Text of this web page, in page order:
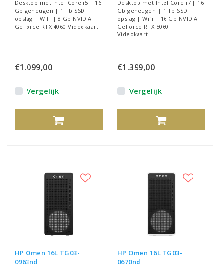
Desktop met Intel Core i5 | 16
Gb geheugen | 1 Tb SSD
opslag | Wifi | 8 Gb NVIDIA
GeForce RTX 4060 Videokaart
€1.099,00
Vergelijk
Desktop met Intel Core i7 | 16
Gb geheugen | 1 Tb SSD
opslag | Wifi | 16 Gb NVIDIA
GeForce RTX 5060 Ti
Videokaart
€1.399,00
Vergelijk
HP Omen 16L TG03-
0963nd
HP Omen 16L TG03-
0670nd